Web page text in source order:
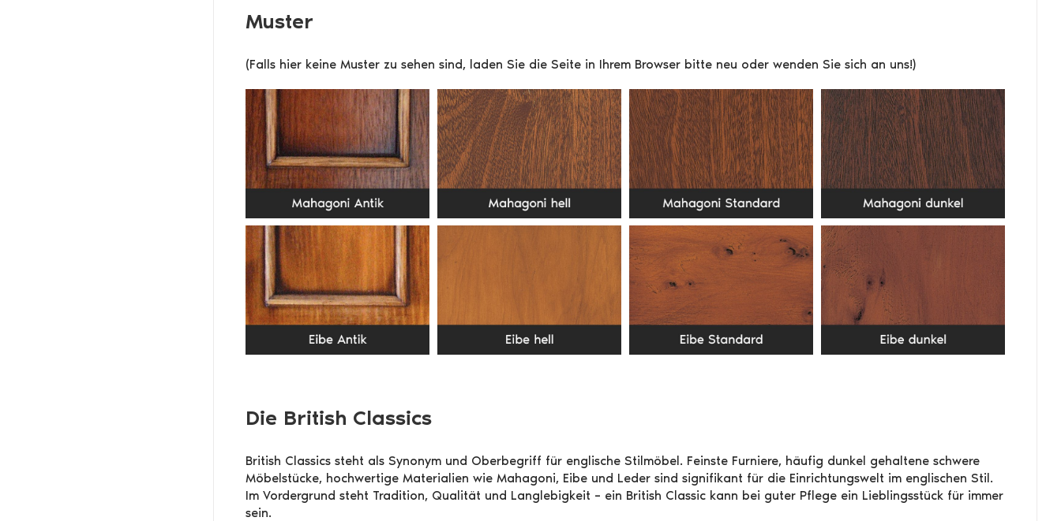
Muster
(Falls hier keine Muster zu sehen sind, laden Sie die Seite in Ihrem Browser bitte neu oder wenden Sie sich an uns!)
Die British Classics
British Classics steht als Synonym und Oberbegriff für englische Stilmöbel. Feinste Furniere, häufig dunkel gehaltene schwere
Möbelstücke, hochwertige Materialien wie Mahagoni, Eibe und Leder sind signifikant für die Einrichtungswelt im englischen Stil.
Im Vordergrund steht Tradition, Qualität und Langlebigkeit – ein British Classic kann bei guter Pflege ein Lieblingsstück für immer
sein.